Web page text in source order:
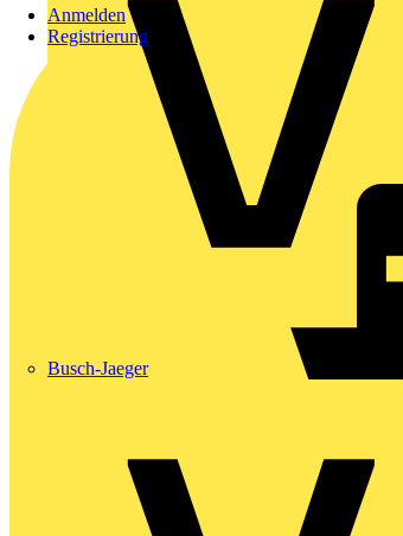
Busch-Jaeger
Anmelden
Registrierung